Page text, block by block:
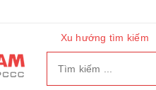
Xu hướng tìm kiếm